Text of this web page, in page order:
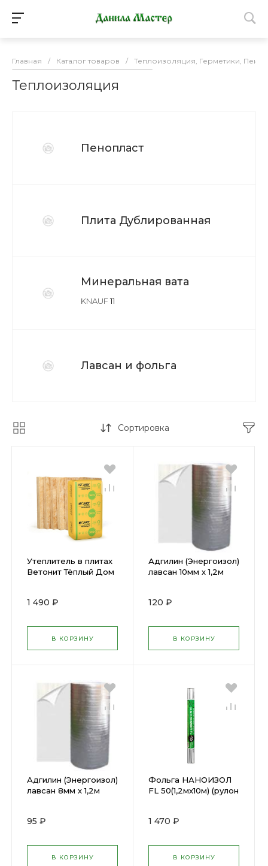
Главная / Каталог товаров / Теплоизоляция, Герметики, Пена
Теплоизоляция
Пенопласт
Плита Дублированная
Минеральная вата
KNAUF11
Лавсан и фольга
Сортировка
Утеплитель в плитах
Ветонит Тёплый Дом
1 490 ₽
В КОРЗИНУ
Адгилин (Энергоизол)
лавсан 10мм х 1,2м
120 ₽
В КОРЗИНУ
Адгилин (Энергоизол)
лавсан 8мм х 1,2м
95 ₽
В КОРЗИНУ
Фольга НАНОИЗОЛ
FL 50(1,2мх10м) (рулон
1 470 ₽
В КОРЗИНУ